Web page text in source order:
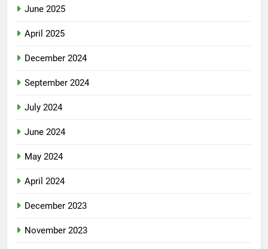
June 2025
April 2025
December 2024
September 2024
July 2024
June 2024
May 2024
April 2024
December 2023
November 2023